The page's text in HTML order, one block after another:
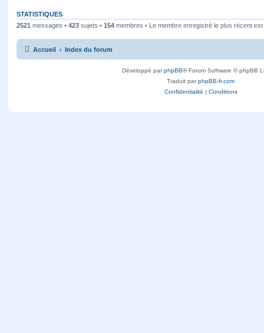
STATISTIQUES
2521 messages • 423 sujets • 154 membres • Le membre enregistré le plus récent est
Accueil Index du forum
Développé parphpBB® Forum Software © phpBB
Traduit parphpBB-fr.com
Confidentialité | Conditions